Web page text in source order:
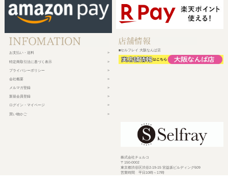
お支払い・送料
特定商取引法に基づく表示
プライバシーポリシー
会社概要
メルマガ登録
新規会員登録
ログイン・マイページ
買い物かご
■セルフレイ 大阪なんば店
株式会社チェルコ
〒150-0002
東京都渋谷区渋谷2-19-15 宮益坂ビルディング609
営業時間 平日10時～17時